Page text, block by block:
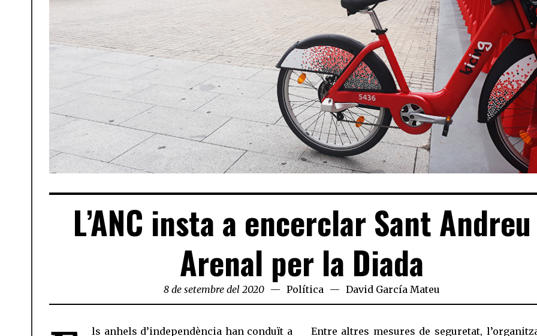
L’ANC insta a encerclar Sant Andreu
Arenal per la Diada
8 de setembre del 2020 Política David García Mateu
ls anhels d’independència han conduït a
Entre altres mesures de seguretat,